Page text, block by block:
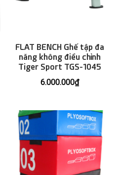
60.000.000₫
FLAT BENCH Ghế tập đa
năng không điều chỉnh
Tiger Sport TGS-1045
6.000.000₫